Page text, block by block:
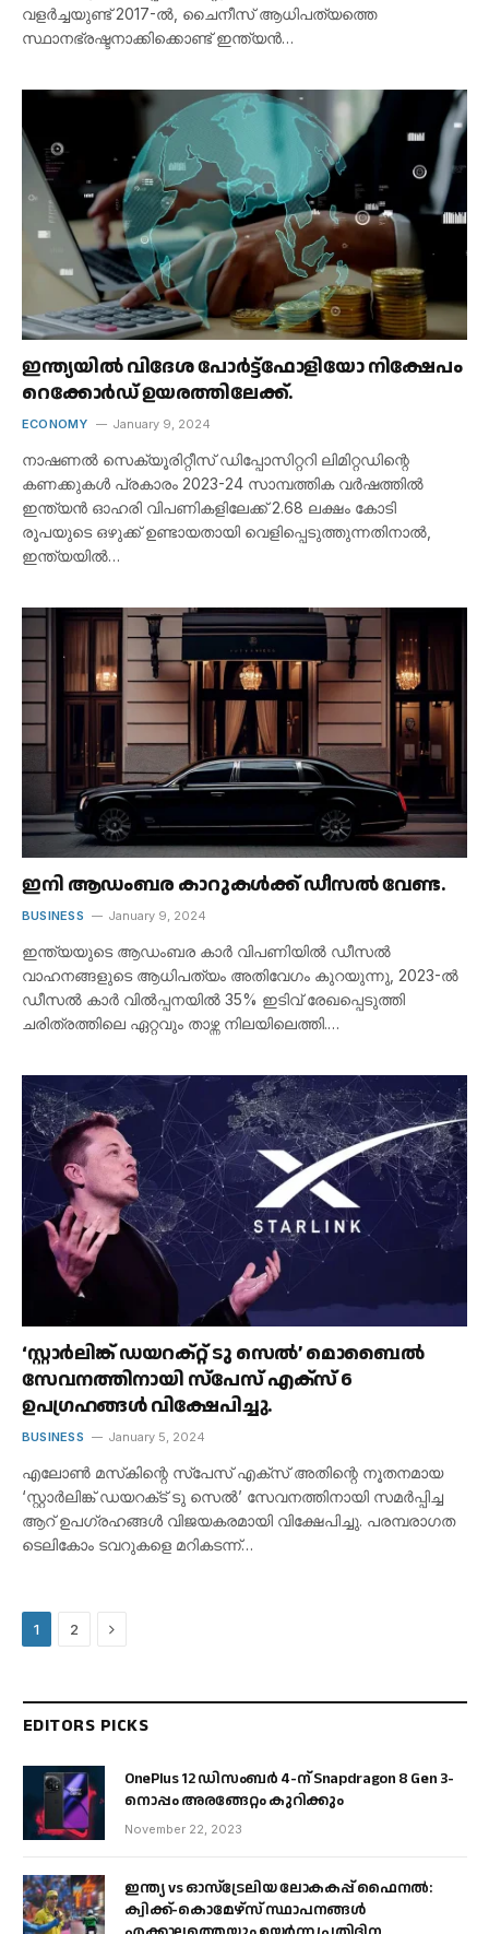
വളർച്ചയുണ്ട് 2017-ൽ, ചൈനീസ് ആധിപത്യത്തെ
സ്ഥാനഭ്രഷ്ടനാക്കിക്കൊണ്ട് ഇന്ത്യൻ…
ഇന്ത്യയിൽ വിദേശ പോർട്ട്ഫോളിയോ നിക്ഷേപം
റെക്കോർഡ് ഉയരത്തിലേക്ക്.
ECONOMY January 9, 2024
നാഷണൽ സെക്യൂരിറ്റീസ് ഡിപ്പോസിറ്ററി ലിമിറ്റഡിന്റെ
കണക്കുകൾ പ്രകാരം 2023-24 സാമ്പത്തിക വർഷത്തിൽ
ഇന്ത്യൻ ഓഹരി വിപണികളിലേക്ക് 2.68 ലക്ഷം കോടി
രൂപയുടെ ഒഴുക്ക് ഉണ്ടായതായി വെളിപ്പെടുത്തുന്നതിനാൽ,
ഇന്ത്യയിൽ…
ഇനി ആഡംബര കാറുകൾക്ക് ഡീസൽ വേണ്ട.
BUSINESS January 9, 2024
ഇന്ത്യയുടെ ആഡംബര കാർ വിപണിയിൽ ഡീസൽ
വാഹനങ്ങളുടെ ആധിപത്യം അതിവേഗം കുറയുന്നു, 2023-ൽ
ഡീസൽ കാർ വിൽപ്പനയിൽ 35% ഇടിവ് രേഖപ്പെടുത്തി
ചരിത്രത്തിലെ ഏറ്റവും താഴ്ന്ന നിലയിലെത്തി.…
‘സ്റ്റാർലിങ്ക് ഡയറക്റ്റ് ടു സെൽ’ മൊബൈൽ
സേവനത്തിനായി സ്‌പേസ് എക്‌സ് 6
ഉപഗ്രഹങ്ങൾ വിക്ഷേപിച്ചു.
BUSINESS January 5, 2024
എലോൺ മസ്‌കിന്റെ സ്‌പേസ് എക്‌സ് അതിന്റെ നൂതനമായ
‘സ്റ്റാർലിങ്ക് ഡയറക്‌ട് ടു സെൽ’ സേവനത്തിനായി സമർപ്പിച്ച
ആറ് ഉപഗ്രഹങ്ങൾ വിജയകരമായി വിക്ഷേപിച്ചു. പരമ്പരാഗത
ടെലികോം ടവറുകളെ മറികടന്ന്…
1 2 Next
EDITORS PICKS
OnePlus 12 ഡിസംബർ 4-ന് Snapdragon 8 Gen 3-
നൊപ്പം അരങ്ങേറ്റം കുറിക്കും
November 22, 2023
ഇന്ത്യ vs ഓസ്‌ട്രേലിയ ലോകകപ്പ് ഫൈനൽ:
ക്വിക്ക്-കൊമേഴ്‌സ് സ്ഥാപനങ്ങൾ